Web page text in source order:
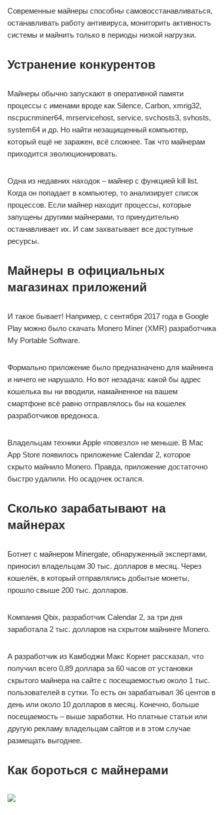
Современные майнеры способны самовосстанавливаться,
останавливать работу антивируса, мониторить активность
системы и майнить только в периоды низкой нагрузки.
Устранение конкурентов
Майнеры обычно запускают в оперативной памяти
процессы с именами вроде как Silence, Carbon, xmrig32,
nscpucnminer64, mrservicehost, service, svchosts3, svhosts,
system64 и др. Но найти незащищенный компьютер,
который ещё не заражен, всё сложнее. Так что майнерам
приходится эволюционировать.
Одна из недавних находок – майнер с функцией kill list.
Когда он попадает в компьютер, то анализирует список
процессов. Если майнер находит процессы, которые
запущены другими майнерами, то принудительно
останавливает их. И сам захватывает все доступные
ресурсы.
Майнеры в официальных
магазинах приложений
И такое бывает! Например, с сентября 2017 года в Google
Play можно было скачать Monero Miner (XMR) разработчика
My Portable Software.
Формально приложение было предназначено для майнинга
и ничего не нарушало. Но вот незадача: какой бы адрес
кошелька вы ни вводили, намайненное на вашем
смартфоне всё равно отправлялось бы на кошелек
разработчиков вредоноса.
Владельцам техники Apple «повезло» не меньше. В Mac
App Store появилось приложение Calendar 2, которое
скрыто майнило Monero. Правда, приложение достаточно
быстро удалили. Но осадочек остался.
Сколько зарабатывают на
майнерах
Ботнет с майнером Minergate, обнаруженный экспертами,
приносил владельцам 30 тыс. долларов в месяц. Через
кошелёк, в который отправлялись добытые монеты,
прошло свыше 200 тыс. долларов.
Компания Qbix, разработчик Calendar 2, за три дня
заработала 2 тыс. долларов на скрытом майнинге Monero.
А разработчик из Камбоджи Макс Корнет рассказал, что
получил всего 0,89 доллара за 60 часов от установки
скрытого майнера на сайте с посещаемостью около 1 тыс.
пользователей в сутки. То есть он зарабатывал 36 центов в
день или около 10 долларов в месяц. Конечно, больше
посещаемость – выше заработки. Но платные статьи или
другую рекламу владельцам сайтов и в этом случае
размещать выгоднее.
Как бороться с майнерами